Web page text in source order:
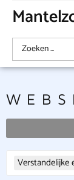
Verstandelijke